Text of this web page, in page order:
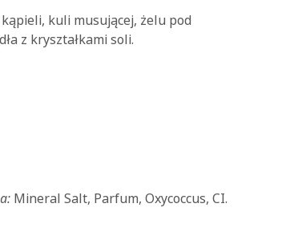
kuli musującej, żelu pod
z kryształkami soli.
Mineral Salt, Parfum, Oxycoccus, CI.